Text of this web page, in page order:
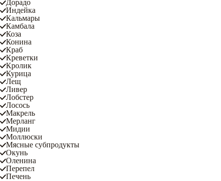
Дорадо
Индейка
Кальмары
Камбала
Коза
Конина
Краб
Креветки
Кролик
Курица
Лещ
Ливер
Лобстер
Лосось
Макрель
Мерланг
Мидии
Моллюски
Мясные субпродукты
Окунь
Оленина
Перепел
Печень